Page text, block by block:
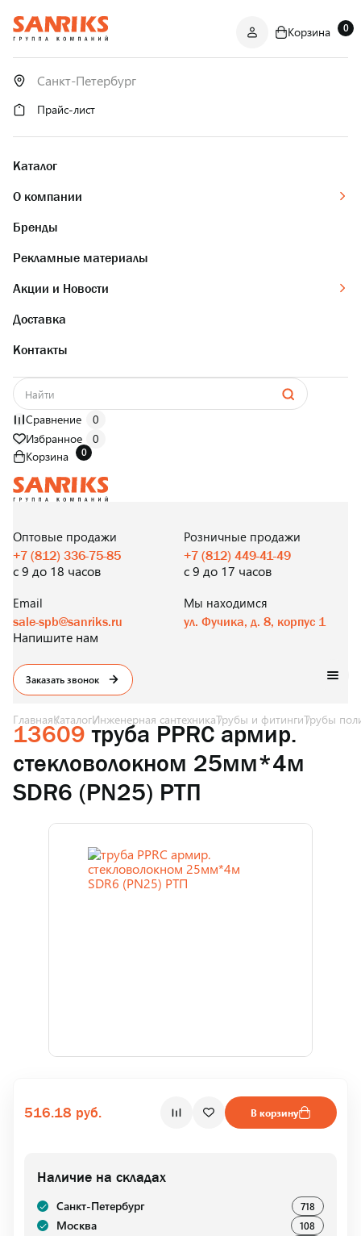
ОПТОМ
И В РОЗНИЦУ
Корзина 0
Прайс-лист
Каталог
О компании
Бренды
Рекламные материалы
Акции и Новости
Доставка
Контакты
Сравнение
0
Избранное
0
Корзина
0
И В РОЗНИЦУ
Оптовые продажи
+7 (812) 336-75-85
с 9 до 18 часов
Розничные продажи
+7 (812) 449-41-49
с 9 до 17 часов
Email
sale-spb@sanriks.ru
Напишите нам
Мы находимся
ул. Фучика, д. 8, корпус 1
Заказать звонок
ГлавнаяКаталогИнженерная сантехникаТрубы и фитингиТрубы
13609 труба PPRC армир.
стекловолокном 25мм*4м
SDR6 (PN25) РТП
516.18 руб. В корзину
Наличие на складах
Санкт-Петербург 718
Москва 108